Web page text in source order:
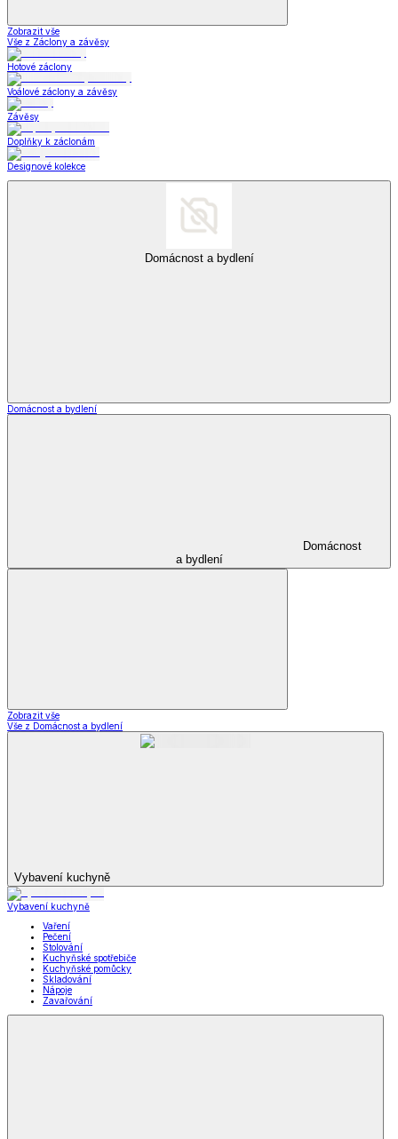
Zobrazit vše
Vše z Záclony a závěsy
Hotové záclony
Voálové záclony a závěsy
Závěsy
Doplňky k záclonám
Designové kolekce
Domácnost a bydlení
Domácnost a bydlení
Domácnost
a bydlení
Zobrazit vše
Vše z Domácnost a bydlení
Vybavení kuchyně
Vybavení kuchyně
Vaření
Pečení
Stolování
Kuchyňské spotřebiče
Kuchyňské pomůcky
Skladování
Nápoje
Zavařování